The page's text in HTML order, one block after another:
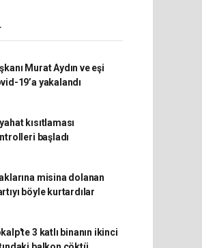
Murat Aydın ve eşi
19’a yakalandı
kısıtlaması
başladı
misina dolanan
böyle kurtardılar
3 katlı binanın ikinci